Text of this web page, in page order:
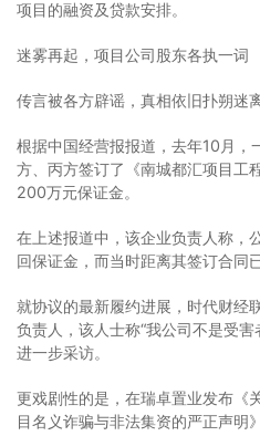
项目的融资及贷款安排。
迷雾再起，项目公司股东各执一词
传言被各方辟谣，真相依旧扑朔迷离
根据中国经营报报道，去年10月，
方、丙方签订了《南城都汇项目工
200万元保证金。
在上述报道中，该企业负责人称，
回保证金，而当时距离其签订合同
就协议的最新履约进展，时代财经
负责人，该人士称“我公司不是受
进一步采访。
更戏剧性的是，在瑞卓置业发布《
目名义诈骗与非法集资的严正声明